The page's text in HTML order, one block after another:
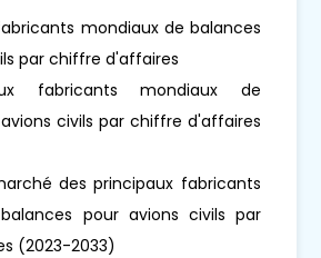
mondiaux de balances
par chiffre d'affaires
fabricants mondiaux de
civils par chiffre d'affaires
des principaux fabricants
pour avions civils par
(2023-2033)